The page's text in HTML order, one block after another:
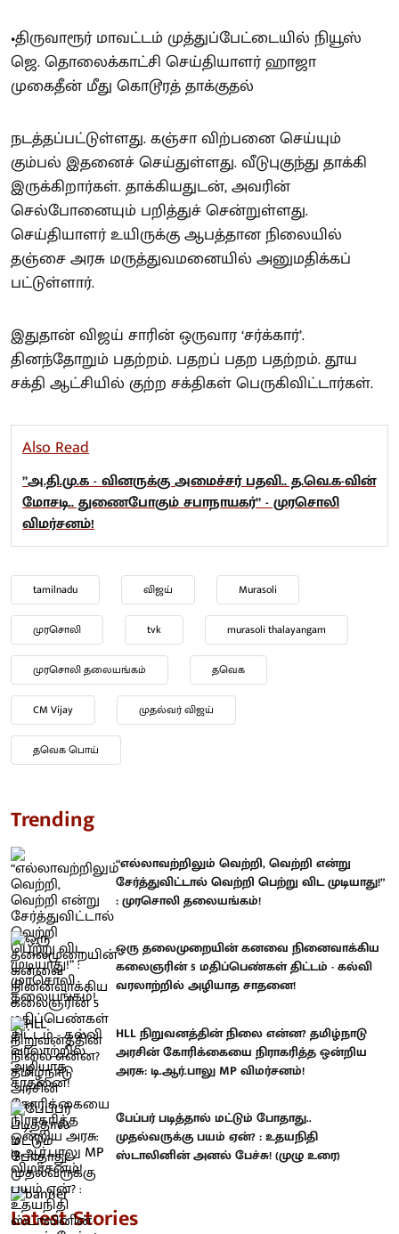
•திருவாரூர் மாவட்டம் முத்துப்பேட்டையில் நியூஸ்
ஜெ. தொலைக்காட்சி செய்தியாளர் ஹாஜா
முகைதீன் மீது கொடூரத் தாக்குதல்
நடத்தப்பட்டுள்ளது. கஞ்சா விற்பனை செய்யும்
கும்பல் இதனைச் செய்துள்ளது. வீடுபுகுந்து தாக்கி
இருக்கிறார்கள். தாக்கியதுடன், அவரின்
செல்போனையும் பறித்துச் சென்றுள்ளது.
செய்தியாளர் உயிருக்கு ஆபத்தான நிலையில்
தஞ்சை அரசு மருத்துவமனையில் அனுமதிக்கப்
பட்டுள்ளார்.
இதுதான் விஜய் சாரின் ஒருவார ‘சர்க்கார்’.
தினந்தோறும் பதற்றம். பதறப் பதற பதற்றம். தூய
சக்தி ஆட்சியில் குற்ற சக்திகள் பெருகிவிட்டார்கள்.
Also Read
”அ.தி.மு.க - வினருக்கு அமைச்சர் பதவி.. த.வெ.க-வின்
மோசடி.. துணைபோகும் சபாநாயகர்” - முரசொலி
விமர்சனம்!
tamilnadu விஜய் Murasoli
முரசொலி tvk murasoli thalayangam
முரசொலி தலையங்கம் தவெக
CM Vijay முதல்வர் விஜய்
தவெக பொய்
Trending
“எல்லாவற்றிலும் வெற்றி, வெற்றி என்று
சேர்த்துவிட்டால் வெற்றி பெற்று விட முடியாது!”
: முரசொலி தலையங்கம்!
ஒரு தலைமுறையின் கனவை நினைவாக்கிய
கலைஞரின் 5 மதிப்பெண்கள் திட்டம் - கல்வி
வரலாற்றில் அழியாத சாதனை!
HLL நிறுவனத்தின் நிலை என்ன? தமிழ்நாடு
அரசின் கோரிக்கையை நிராகரித்த ஒன்றிய
அரசு: டி.ஆர்.பாலு MP விமர்சனம்!
பேப்பர் படித்தால் மட்டும் போதாது..
முதல்வருக்கு பயம் ஏன்? : உதயநிதி
ஸ்டாலினின் அனல் பேச்சு! (முழு உரை)
Latest Stories